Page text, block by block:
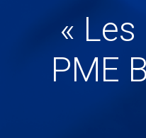
«
PME